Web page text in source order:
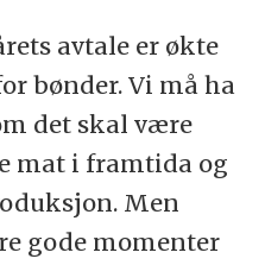
avtale er økte
bønder. Vi må ha
det skal være
mat i framtida og
Men
gode momenter